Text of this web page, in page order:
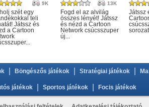
9K
szét egy
teli
Játssz és
a Cartoon
13K
Fogd el az alvilág
összes lényét! Játssz
és nézd a Cartoon
Network csúcsszuper
új...
Játssz
Böngészős játékok Stratégiai játékok
játékok Sportos játékok Focis játékok